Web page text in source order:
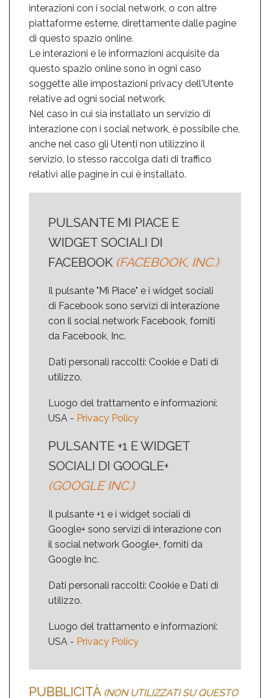
interazioni con i social network, o con altre
piattaforme esterne, direttamente dalle pagine
di questo spazio online.
Le interazioni e le informazioni acquisite da
questo spazio online sono in ogni caso
soggette alle impostazioni privacy dell'Utente
relative ad ogni social network.
Nel caso in cui sia installato un servizio di
interazione con i social network, è possibile che,
anche nel caso gli Utenti non utilizzino il
servizio, lo stesso raccolga dati di traffico
relativi alle pagine in cui è installato.
PULSANTE MI PIACE E
WIDGET SOCIALI DI
FACEBOOK (FACEBOOK, INC.)
Il pulsante "Mi Piace" e i widget sociali
di Facebook sono servizi di interazione
con il social network Facebook, forniti
da Facebook, Inc.
Dati personali raccolti: Cookie e Dati di
utilizzo.
Luogo del trattamento e informazioni:
USA - Privacy Policy
PULSANTE +1 E WIDGET
SOCIALI DI GOOGLE+
(GOOGLE INC.)
Il pulsante +1 e i widget sociali di
Google+ sono servizi di interazione con
il social network Google+, forniti da
Google Inc.
Dati personali raccolti: Cookie e Dati di
utilizzo.
Luogo del trattamento e informazioni:
USA - Privacy Policy
PUBBLICITÀ (NON UTILIZZATI SU QUESTO